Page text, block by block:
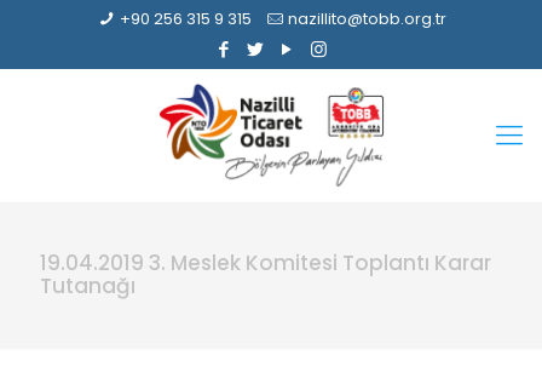
+90 256 315 9 315 nazillito@tobb.org.tr
19.04.2019 3. Meslek Komitesi Toplantı Karar
Tutanağı